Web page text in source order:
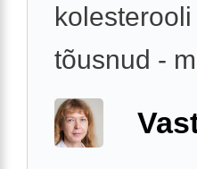
tõusnud -